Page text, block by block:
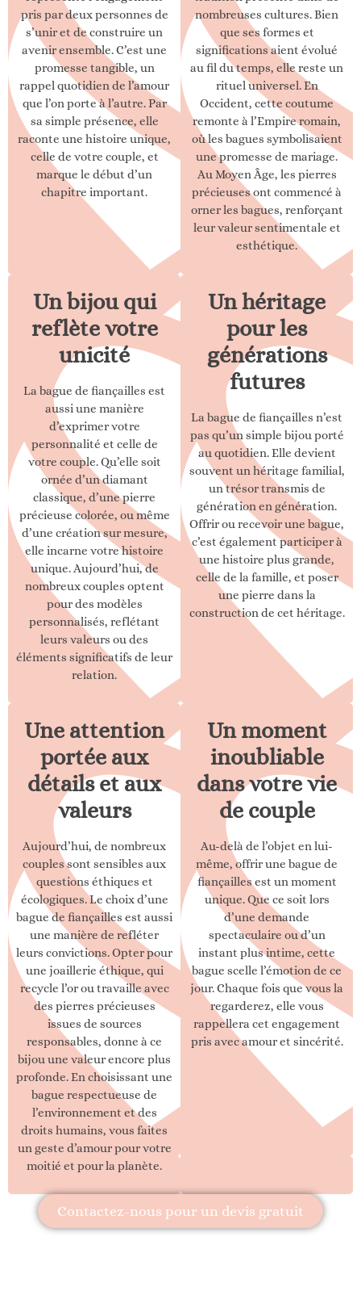
pris par deux personnes de
s’unir et de construire un
avenir ensemble. C’est une
promesse tangible, un
rappel quotidien de l’amour
que l’on porte à l’autre. Par
sa simple présence, elle
raconte une histoire unique,
celle de votre couple, et
marque le début d’un
chapitre important.
nombreuses cultures. Bien
que ses formes et
significations aient évolué
au fil du temps, elle reste un
rituel universel. En
Occident, cette coutume
remonte à l’Empire romain,
où les bagues symbolisaient
une promesse de mariage.
Au Moyen Âge, les pierres
précieuses ont commencé à
orner les bagues, renforçant
leur valeur sentimentale et
esthétique.
Un bijou qui
reflète votre
unicité
La bague de fiançailles est
aussi une manière
d’exprimer votre
personnalité et celle de
votre couple. Qu’elle soit
ornée d’un diamant
classique, d’une pierre
précieuse colorée, ou même
d’une création sur mesure,
elle incarne votre histoire
unique. Aujourd’hui, de
nombreux couples optent
pour des modèles
personnalisés, reflétant
leurs valeurs ou des
éléments significatifs de leur
relation.
Un héritage
pour les
générations
futures
La bague de fiançailles n’est
pas qu’un simple bijou porté
au quotidien. Elle devient
souvent un héritage familial,
un trésor transmis de
génération en génération.
Offrir ou recevoir une bague,
c’est également participer à
une histoire plus grande,
celle de la famille, et poser
une pierre dans la
construction de cet héritage.
Une attention
portée aux
détails et aux
valeurs
Aujourd’hui, de nombreux
couples sont sensibles aux
questions éthiques et
écologiques. Le choix d’une
bague de fiançailles est aussi
une manière de refléter
leurs convictions. Opter pour
une joaillerie éthique, qui
recycle l’or ou travaille avec
des pierres précieuses
issues de sources
responsables, donne à ce
bijou une valeur encore plus
profonde. En choisissant une
bague respectueuse de
l’environnement et des
droits humains, vous faites
un geste d’amour pour votre
moitié et pour la planète.
Un moment
inoubliable
dans votre vie
de couple
Au-delà de l’objet en lui-
même, offrir une bague de
fiançailles est un moment
unique. Que ce soit lors
d’une demande
spectaculaire ou d’un
instant plus intime, cette
bague scelle l’émotion de ce
jour. Chaque fois que vous la
regarderez, elle vous
rappellera cet engagement
pris avec amour et sincérité.
Contactez-nous pour un devis gratuit